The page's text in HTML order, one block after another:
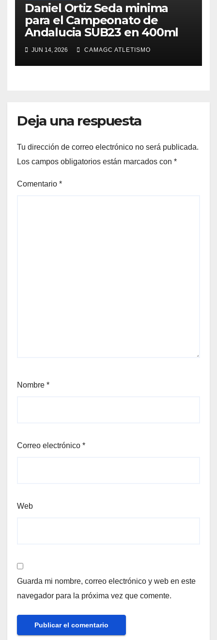
Daniel Ortiz Seda minima
para el Campeonato de
Andalucia SUB23 en 400ml
JUN 14, 2026 CAMAGC ATLETISMO
Deja una respuesta
Tu dirección de correo electrónico no será publicada.
Los campos obligatorios están marcados con *
Comentario *
Nombre *
Correo electrónico *
Web
Guarda mi nombre, correo electrónico y web en este
navegador para la próxima vez que comente.